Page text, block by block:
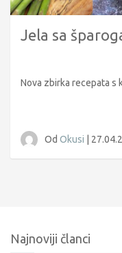
Jela sa
Nova zbirka recepata s
Od Okusi |
Najnoviji članci